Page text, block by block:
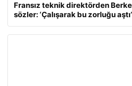
Fransız teknik direktörden
sözler: ‘Çalışarak bu zorluğu aştı’